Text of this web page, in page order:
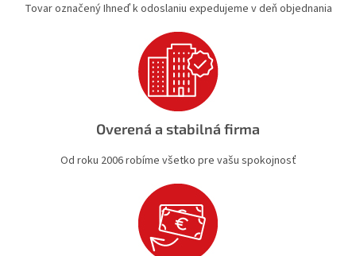
i
s
u
Tovar označený Ihneď k odoslaniu expedujeme v deň objednania
Overená a stabilná firma
Od roku 2006 robíme všetko pre vašu spokojnosť